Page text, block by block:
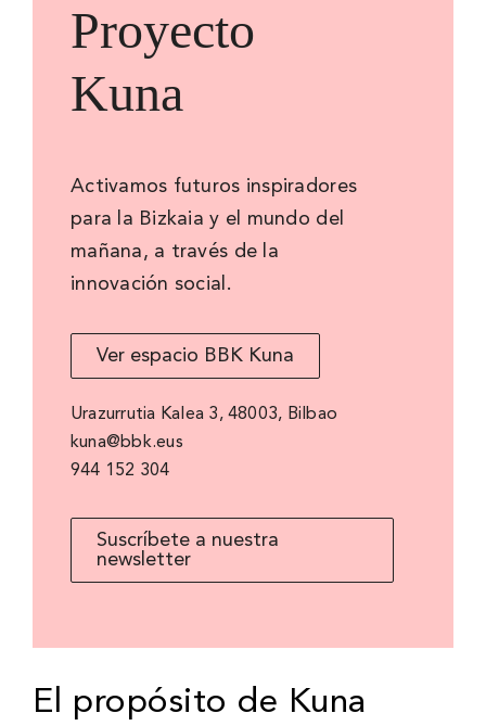
Proyecto
Kuna
Activamos futuros inspiradores
para la Bizkaia y el mundo del
mañana, a través de la
innovación social.
Ver espacio BBK Kuna
Urazurrutia Kalea 3, 48003, Bilbao
kuna@bbk.eus
944 152 304
Suscríbete a nuestra
newsletter
El propósito de Kuna